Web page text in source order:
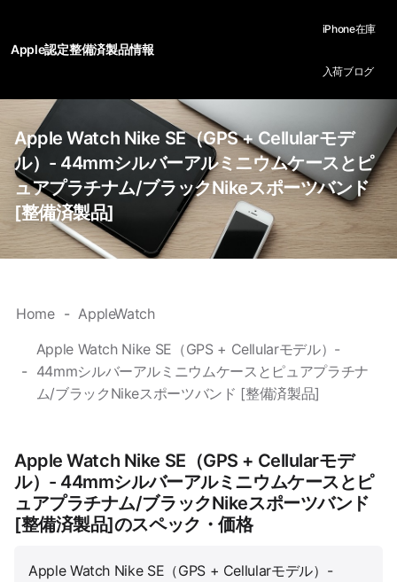
Apple認定整備済製品情報
iPhone在庫
入荷ブログ
Apple Watch Nike SE（GPS + Cellularモデ
ル）- 44mmシルバーアルミニウムケースとピ
ュアプラチナム/ブラックNikeスポーツバンド
[整備済製品]
Home AppleWatch
Apple Watch Nike SE（GPS + Cellularモデル）-
44mmシルバーアルミニウムケースとピュアプラチナ
ム/ブラックNikeスポーツバンド [整備済製品]
Apple Watch Nike SE（GPS + Cellularモデ
ル）- 44mmシルバーアルミニウムケースとピ
ュアプラチナム/ブラックNikeスポーツバンド
[整備済製品]のスペック・価格
Apple Watch Nike SE（GPS + Cellularモデル）-